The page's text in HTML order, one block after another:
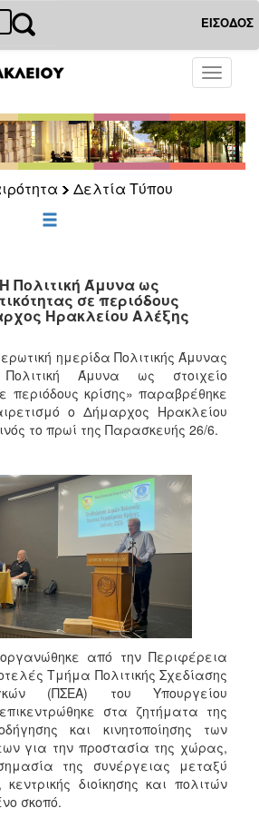
ΕΙΣΟΔΟΣ
Toggle
Δελτία Τύπου
Πολιτική Άμυνα ως
σε περιόδους
Ηρακλείου Αλέξης
ημερίδα Πολιτικής Άμυνας
Άμυνα ως στοιχείο
περιόδους κρίσης» παραβρέθηκε
ο Δήμαρχος Ηρακλείου
το πρωί της Παρασκευής 26/6.
από την Περιφέρεια
Τμήμα Πολιτικής Σχεδίασης
(ΠΣΕΑ) του Υπουργείου
στα ζητήματα της
και κινητοποίησης των
για την προστασία της χώρας,
της συνέργειας μεταξύ
διοίκησης και πολιτών
σκοπό.